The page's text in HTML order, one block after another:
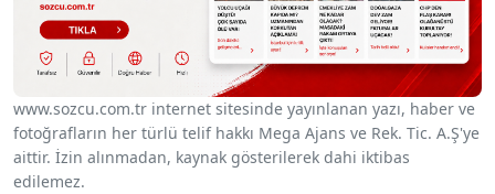
www.sozcu.com.tr internet sitesinde yayınlanan yazı, haber ve
fotoğrafların her türlü telif hakkı Mega Ajans ve Rek. Tic. A.Ş'ye
aittir. İzin alınmadan, kaynak gösterilerek dahi iktibas
edilemez.